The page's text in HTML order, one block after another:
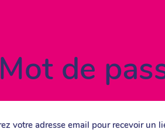
Mot de
votre adresse email pour recevoir un